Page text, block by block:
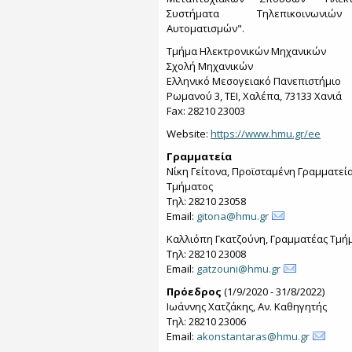
Συστήματα
Αυτοματισμών".
Τμήμα Ηλεκτρονικών Μηχανικών
Σχολή Μηχανικών
Ελληνικό Μεσογειακό Πανεπιστήμιο
Ρωμανού 3, ΤΕΙ, Χαλέπα, 73133 Χανιά
Fax: 28210 23003
Website: https://www.hmu.gr/ee
Γραμματεία
Νίκη Γείτονα, Προϊσταμένη
Τμήματος
Τηλ: 28210 23058
Email: gitona@hmu.gr
Καλλιόπη Γκατζούνη, Γραμματέας
Τηλ: 28210 23008
Email: gatzouni@hmu.gr
Πρόεδρος (1/9/2020 - 31/8/2022)
Ιωάννης Χατζάκης, Αν. Καθηγητής
Τηλ: 28210 23006
Email: akonstantaras@hmu.gr